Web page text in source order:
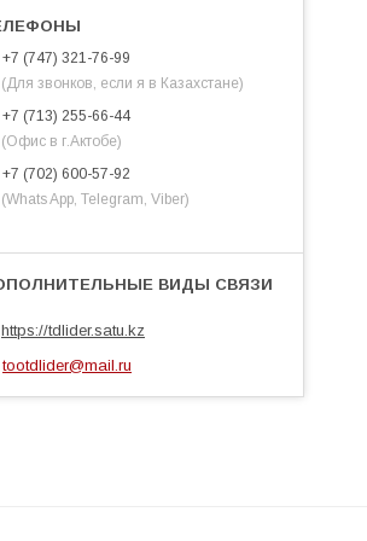
+7 (747) 321-76-99
(Для звонков, если я в Казахстане)
+7 (713) 255-66-44
(Офис в г.Актобе)
+7 (702) 600-57-92
(Whats App, Telegram, Viber)
https://tdlider.satu.kz
tootdlider@mail.ru